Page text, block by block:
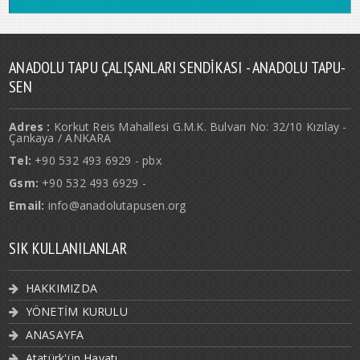
ANADOLU TAPU ÇALIŞANLARI SENDIKASI - ANADOLU TAPU-
SEN
Adres : Korkut Reis Mahallesi G.M.K. Bulvarı No: 32/10 Kızılay -
Çankaya / ANKARA
Tel: +90 532 493 6929 - pbx
Gsm: +90 532 493 6929 -
Email: info@anadolutapusen.org
SIK KULLANILANLAR
HAKKIMIZDA
YÖNETİM KURULU
ANASAYFA